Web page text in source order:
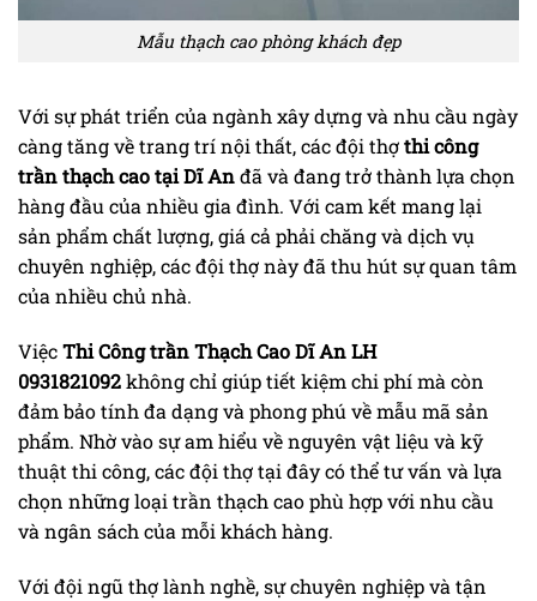
Mẫu thạch cao phòng khách đẹp
Với sự phát triển của ngành xây dựng và nhu cầu ngày
càng tăng về trang trí nội thất, các đội thợthi công
trần thạch cao tại Dĩ Anđã và đang trở thành lựa chọn
hàng đầu của nhiều gia đình. Với cam kết mang lại
sản phẩm chất lượng, giá cả phải chăng và dịch vụ
chuyên nghiệp, các đội thợ này đã thu hút sự quan tâm
của nhiều chủ nhà.
ViệcThi Công trần Thạch Cao Dĩ An LH
0931821092không chỉ giúp tiết kiệm chi phí mà còn
đảm bảo tính đa dạng và phong phú về mẫu mã sản
phẩm. Nhờ vào sự am hiểu về nguyên vật liệu và kỹ
thuật thi công, các đội thợ tại đây có thể tư vấn và lựa
chọn những loại trần thạch cao phù hợp với nhu cầu
và ngân sách của mỗi khách hàng.
Với đội ngũ thợ lành nghề, sự chuyên nghiệp và tận